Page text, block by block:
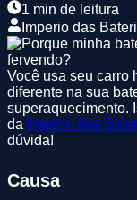
1 min de leitura
Imperio das
Você usa seu carro
diferente na sua
superaquecimento.
da Império das
dúvida!
Causa